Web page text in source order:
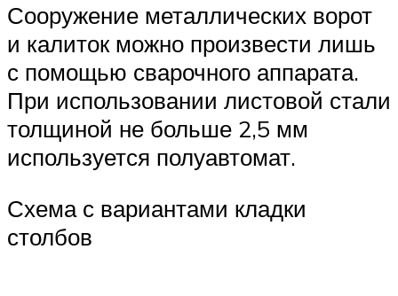
Сооружение металлических ворот
и калиток можно произвести лишь
с помощью сварочного аппарата.
При использовании листовой стали
толщиной не больше 2,5 мм
используется полуавтомат.
Схема с вариантами кладки
столбов